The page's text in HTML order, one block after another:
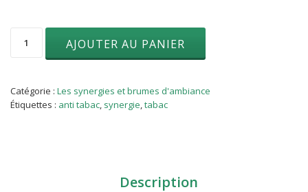
Synergie
tabac
10
AJOUTER AU PANIER
Catégorie : Les synergies et brumes d'ambiance
Étiquettes : anti tabac, synergie,tabac
Description